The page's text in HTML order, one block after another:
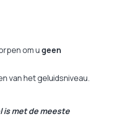
om u geen
van het geluidsniveau.
is met de meeste